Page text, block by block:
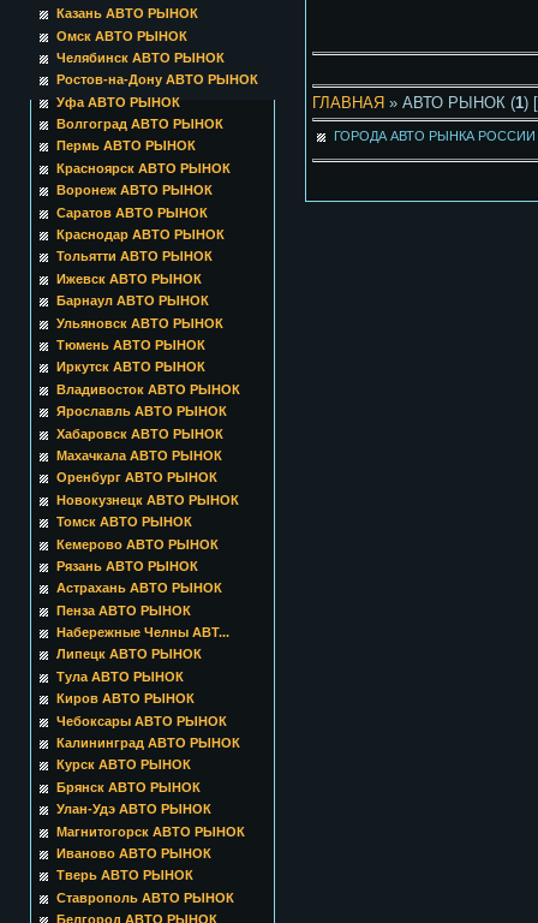
Казань АВТО РЫНОК
Омск АВТО РЫНОК
Челябинск АВТО РЫНОК
Ростов-на-Дону АВТО РЫНОК
Уфа АВТО РЫНОК
Волгоград АВТО РЫНОК
Пермь АВТО РЫНОК
Красноярск АВТО РЫНОК
Воронеж АВТО РЫНОК
Саратов АВТО РЫНОК
Краснодар АВТО РЫНОК
Тольятти АВТО РЫНОК
Ижевск АВТО РЫНОК
Барнаул АВТО РЫНОК
Ульяновск АВТО РЫНОК
Тюмень АВТО РЫНОК
Иркутск АВТО РЫНОК
Владивосток АВТО РЫНОК
Ярославль АВТО РЫНОК
Хабаровск АВТО РЫНОК
Махачкала АВТО РЫНОК
Оренбург АВТО РЫНОК
Новокузнецк АВТО РЫНОК
Томск АВТО РЫНОК
Кемерово АВТО РЫНОК
Рязань АВТО РЫНОК
Астрахань АВТО РЫНОК
Пенза АВТО РЫНОК
Набережные Челны АВТ...
Липецк АВТО РЫНОК
Тула АВТО РЫНОК
Киров АВТО РЫНОК
Чебоксары АВТО РЫНОК
Калининград АВТО РЫНОК
Курск АВТО РЫНОК
Брянск АВТО РЫНОК
Улан-Удэ АВТО РЫНОК
Магнитогорск АВТО РЫНОК
Иваново АВТО РЫНОК
Тверь АВТО РЫНОК
Ставрополь АВТО РЫНОК
Белгород АВТО РЫНОК
ГЛАВНАЯ » АВТО РЫНОК (1)
ГОРОДА АВТО РЫНКА РОССИИ